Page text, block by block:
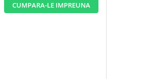
CUMPARA-LE IMPREUNA